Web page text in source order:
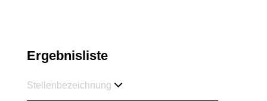
Ergebnisliste
Stellenbezeichnung